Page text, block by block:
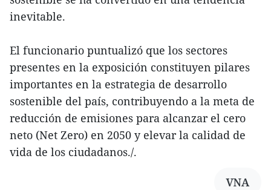
inevitable.
El funcionario puntualizó que los sectores
presentes en la exposición constituyen pilares
importantes en la estrategia de desarrollo
sostenible del país, contribuyendo a la meta de
reducción de emisiones para alcanzar el cero
neto (Net Zero) en 2050 y elevar la calidad de
vida de los ciudadanos./.
VNA